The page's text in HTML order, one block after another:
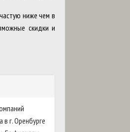
ниже чем в
скидки и
г. Оренбурге